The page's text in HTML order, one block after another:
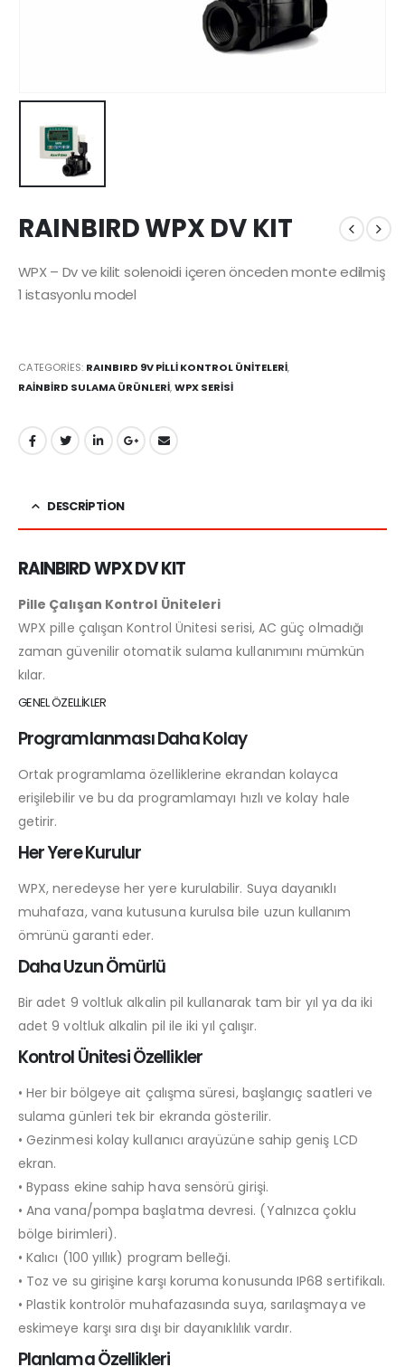
RAINBIRD WPX DV KIT
WPX – Dv ve kilit solenoidi içeren önceden monte edilmiş
1 istasyonlu model
CATEGORIES: RAINBIRD 9V PİLLİ KONTROL ÜNİTELERİ,
RAİNBİRD SULAMA ÜRÜNLERİ,WPX SERİSİ
DESCRIPTION
RAINBIRD WPX DV KIT
Pille Çalışan Kontrol Üniteleri
WPX pille çalışan Kontrol Ünitesi serisi, AC güç olmadığı
zaman güvenilir otomatik sulama kullanımını mümkün
kılar.
GENEL ÖZELLİKLER
Programlanması Daha Kolay
Ortak programlama özelliklerine ekrandan kolayca
erişilebilir ve bu da programlamayı hızlı ve kolay hale
getirir.
Her Yere Kurulur
WPX, neredeyse her yere kurulabilir. Suya dayanıklı
muhafaza, vana kutusuna kurulsa bile uzun kullanım
ömrünü garanti eder.
Daha Uzun Ömürlü
Bir adet 9 voltluk alkalin pil kullanarak tam bir yıl ya da iki
adet 9 voltluk alkalin pil ile iki yıl çalışır.
Kontrol Ünitesi Özellikler
• Her bir bölgeye ait çalışma süresi, başlangıç saatleri ve
sulama günleri tek bir ekranda gösterilir.
• Gezinmesi kolay kullanıcı arayüzüne sahip geniş LCD
ekran.
• Bypass ekine sahip hava sensörü girişi.
• Ana vana/pompa başlatma devresi. (Yalnızca çoklu
bölge birimleri).
• Kalıcı (100 yıllık) program belleği.
• Toz ve su girişine karşı koruma konusunda IP68 sertifikalı.
• Plastik kontrolör muhafazasında suya, sarılaşmaya ve
eskimeye karşı sıra dışı bir dayanıklılık vardır.
Planlama Özellikleri